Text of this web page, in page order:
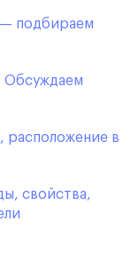
— подбираем
Обсуждаем
расположение в
свойства,